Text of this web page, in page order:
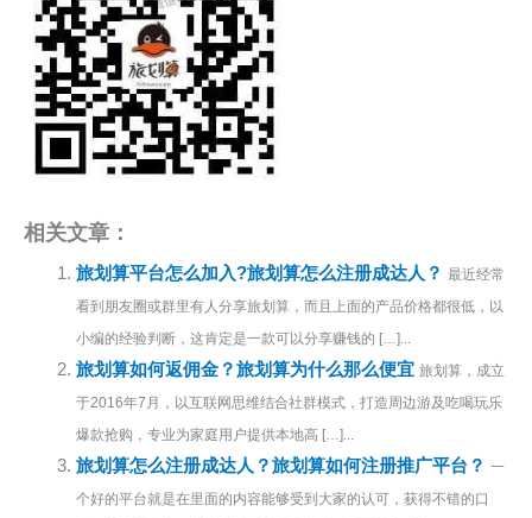
相关文章：
旅划算平台怎么加入?旅划算怎么注册成达人？ 最近经常
看到朋友圈或群里有人分享旅划算，而且上面的产品价格都很低，以
小编的经验判断，这肯定是一款可以分享赚钱的 […]...
旅划算如何返佣金？旅划算为什么那么便宜 旅划算，成立
于2016年7月，以互联网思维结合社群模式，打造周边游及吃喝玩乐
爆款抢购，专业为家庭用户提供本地高 […]...
旅划算怎么注册成达人？旅划算如何注册推广平台？ 一
个好的平台就是在里面的内容能够受到大家的认可，获得不错的口